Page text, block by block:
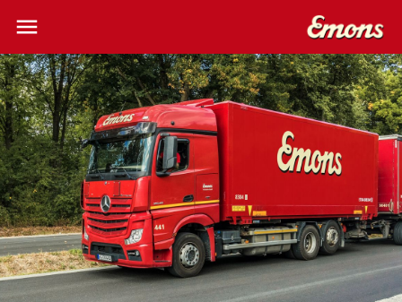
menu
close search
TRANSPORT & LOGISTIK
STANDORTE & NETZWERK
ÜBER UNS
KUNDENBEREICH